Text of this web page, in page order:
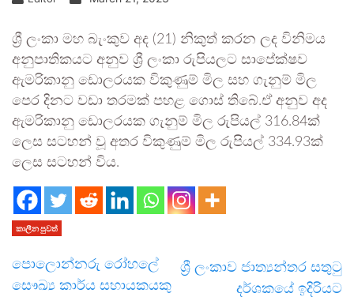
ශ්‍රී ලංකා මහ බැංකුව අද (21) නිකුත් කරන ලද විනිමය
අනුපාතිකයට අනුව ශ්‍රී ලංකා රුපියලට සාපේක්ෂව
ඇමරිකානු ඩොලරයක විකුණුම් මිල සහ ගැනුම් මිල
පෙර දිනට වඩා තරමක් පහළ ගොස් තිබේ.ඒ අනුව අද
ඇමරිකානු ඩොලරයක ගැනුම් මිල රුපියල් 316.84ක්
ලෙස සටහන් වූ අතර විකුණුම් මිල රුපියල් 334.93ක්
ලෙස සටහන් විය.
කාලීන පුවත්
පොලොන්නරු රෝහලේ
සෞඛ්‍ය කාර්ය සහායකයකු
ශ්‍රී ලංකාව ජාත්‍යන්තර සතුටු
දර්ශකයේ ඉදිරියට